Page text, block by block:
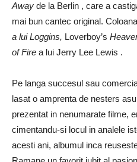
Away de la Berlin , care a
mai bun cantec original.
a lui Loggins, Loverboy’s
of Fire a lui Jerry Lee Lewis .
Pe langa succesul sau
lasat o amprenta de nesters
prezentat in nenumarate filme,
cimentandu-si locul in analele
acesti ani, albumul inca